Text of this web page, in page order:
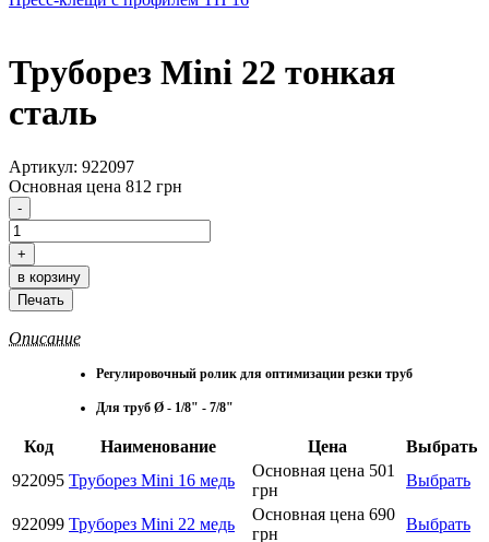
Труборез Mini 22 тонкая
сталь
Артикул: 922097
Основная цена 812 грн
Описание
Регулировочный ролик для оптимизации резки труб
Для труб Ø - 1/8" - 7/8"
Код Наименование Цена
Выбрать
922095 Труборез Mini 16 медь
Основная цена 501
грн
Выбрать
922099 Труборез Mini 22 медь
Основная цена 690
грн
Выбрать